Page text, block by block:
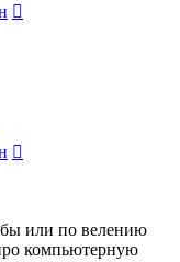
или по велению
компьютерную